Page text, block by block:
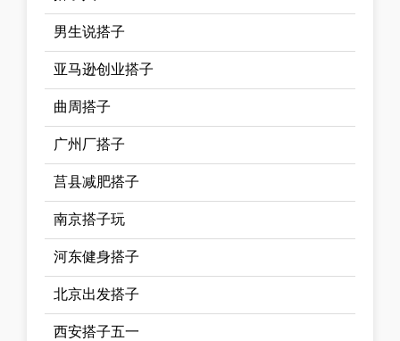
男生说搭子
亚马逊创业搭子
曲周搭子
广州厂搭子
莒县减肥搭子
南京搭子玩
河东健身搭子
北京出发搭子
西安搭子五一